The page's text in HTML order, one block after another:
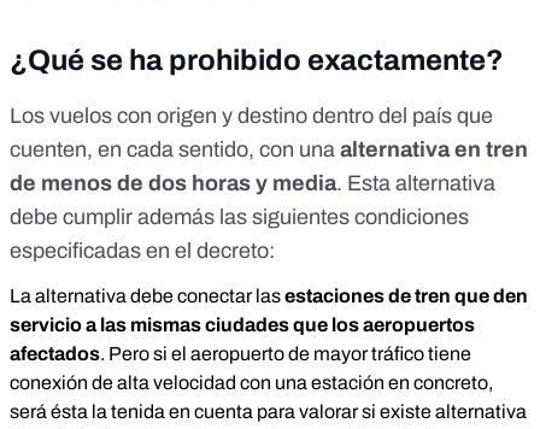
¿Qué se ha prohibido exactamente?
Los vuelos con origen y destino dentro del país que
cuenten, en cada sentido, con una alternativa en tren
de menos de dos horas y media. Esta alternativa
debe cumplir además las siguientes condiciones
especificadas en el decreto:
La alternativa debe conectar lasestaciones de tren que den
servicio a las mismas ciudades que los aeropuertos
afectados. Pero si el aeropuerto de mayor tráfico tiene
conexión de alta velocidad con una estación en concreto,
será ésta la tenida en cuenta para valorar si existe alternativa